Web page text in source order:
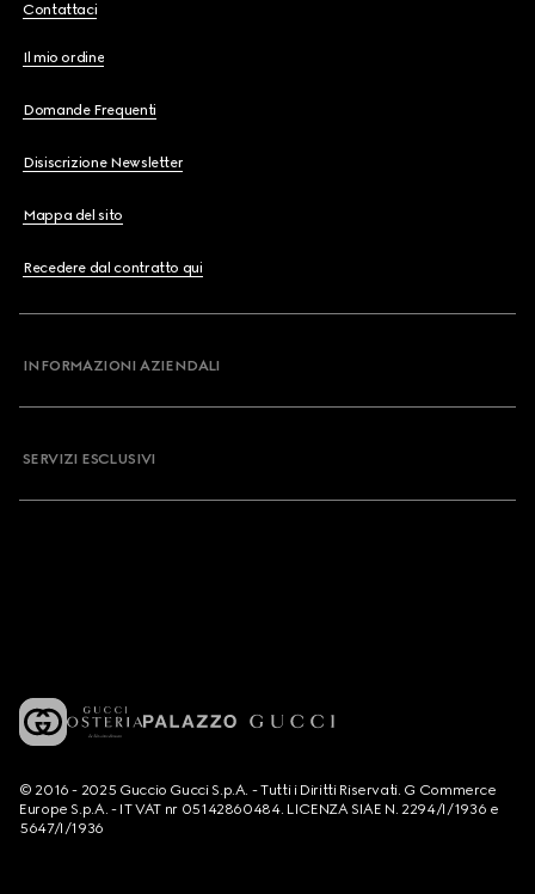
Contattaci
Il mio ordine
Domande Frequenti
Disiscrizione Newsletter
Mappa del sito
Recedere dal contratto qui
INFORMAZIONI AZIENDALI
SERVIZI ESCLUSIVI
© 2016 - 2025 Guccio Gucci S.p.A. - Tutti i Diritti Riservati. G Commerce
Europe S.p.A. - IT VAT nr 05142860484. LICENZA SIAE N. 2294/I/1936 e
5647/I/1936